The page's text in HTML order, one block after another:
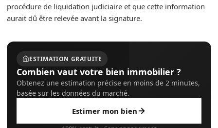
procédure de liquidation judiciaire et que cette information
aurait dû être relevée avant la signature.
ESTIMATION GRATUITE
Combien vaut votre bien immobilier ?
Obtenez une estimation précise en moins de 2 minutes,
basée sur les données du marché.
Estimer mon bien